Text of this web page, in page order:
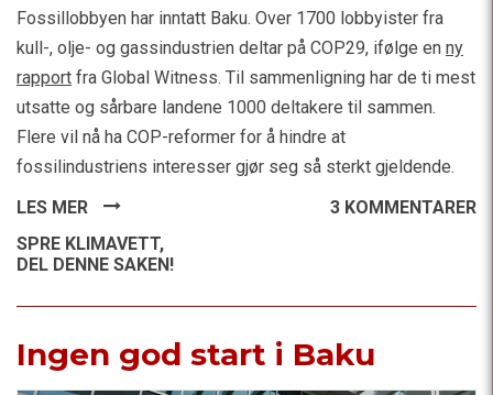
Fossillobbyen har inntatt Baku. Over 1700 lobbyister fra
kull-, olje- og gassindustrien deltar på COP29, ifølge en ny
rapport fra Global Witness. Til sammenligning har de ti mest
utsatte og sårbare landene 1000 deltakere til sammen.
Flere vil nå ha COP-reformer for å hindre at
fossilindustriens interesser gjør seg så sterkt gjeldende.
LES MER
3 KOMMENTARER
SPRE KLIMAVETT,
DEL DENNE SAKEN!
Ingen god start i Baku